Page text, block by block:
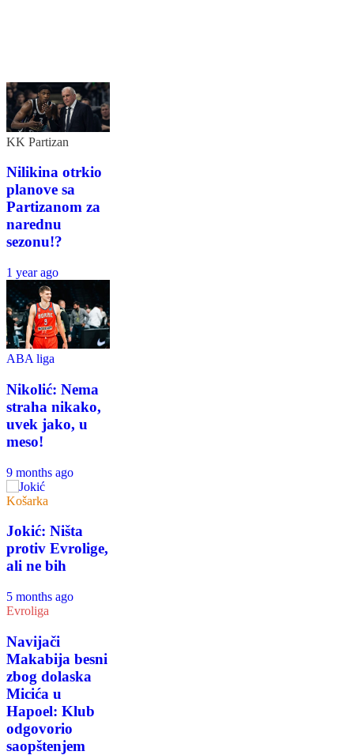
KK Partizan
Nilikina otrkio
planove sa
Partizanom za
narednu
sezonu!?
1 year ago
ABA liga
Nikolić: Nema
straha nikako,
uvek jako, u
meso!
9 months ago
Košarka
Jokić: Ništa
protiv Evrolige,
ali ne bih
5 months ago
Evroliga
Navijači
Makabija besni
zbog dolaska
Micića u
Hapoel: Klub
odgovorio
saopštenjem